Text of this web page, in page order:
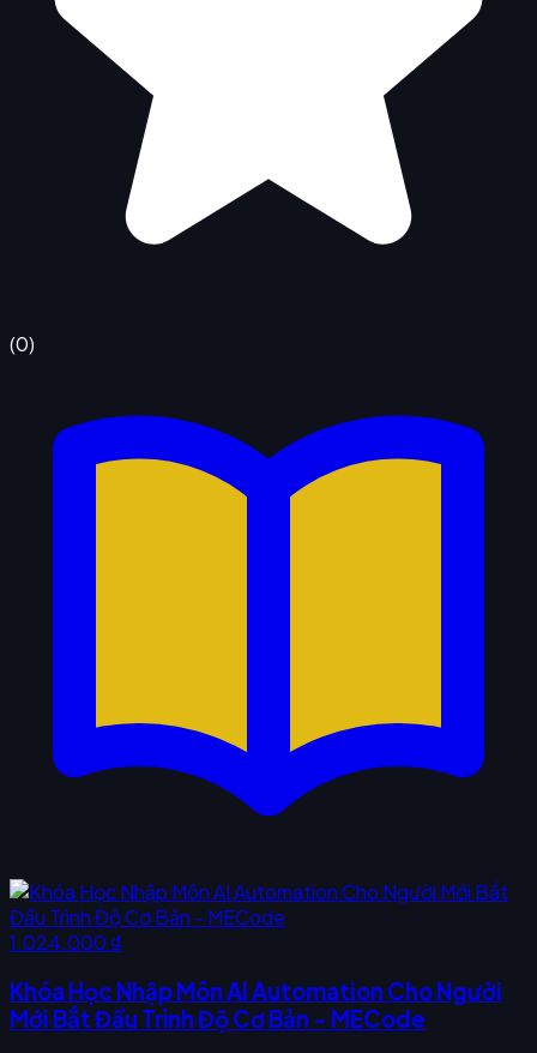
(0)
1.024.000 ₫
Khóa Học Nhập Môn AI Automation Cho Người
Mới Bắt Đầu Trình Độ Cơ Bản - MECode